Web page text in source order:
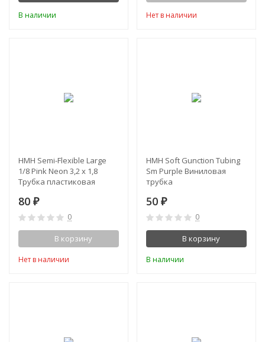
В наличии Нет в наличии
HMH Semi-Flexible Large
1/8 Pink Neon 3,2 х 1,8
Трубка пластиковая
80 ₽
0
В корзину
Нет в наличии
HMH Soft Gunction Tubing
Sm Purple Виниловая
трубка
50 ₽
0
В корзину
В наличии